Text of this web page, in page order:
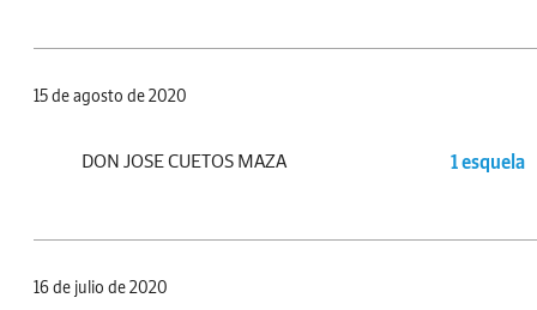
15 de agosto de 2020
DON JOSE CUETOS MAZA 1 esquela
16 de julio de 2020